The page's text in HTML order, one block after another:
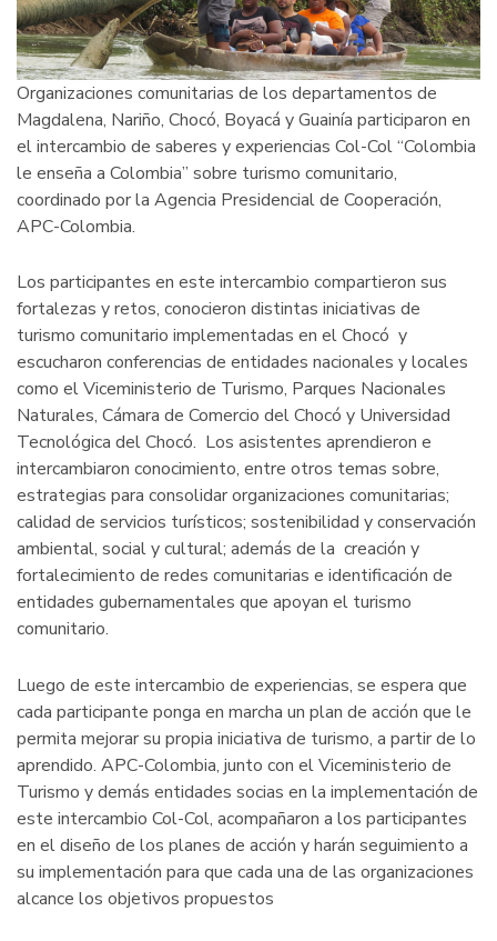
el
sector
agropecuario
Organizaciones comunitarias de los departamentos de
Magdalena, Nariño, Chocó, Boyacá y Guainía participaron en
el intercambio de saberes y experiencias Col-Col “Colombia
le enseña a Colombia” sobre turismo comunitario,
coordinado por la Agencia Presidencial de Cooperación,
APC-Colombia.
Los participantes en este intercambio compartieron sus
fortalezas y retos, conocieron distintas iniciativas de
turismo comunitario implementadas en el Chocó y
escucharon conferencias de entidades nacionales y locales
como el Viceministerio de Turismo, Parques Nacionales
Naturales, Cámara de Comercio del Chocó y Universidad
Tecnológica del Chocó. Los asistentes aprendieron e
intercambiaron conocimiento, entre otros temas sobre,
estrategias para consolidar organizaciones comunitarias;
calidad de servicios turísticos; sostenibilidad y conservación
ambiental, social y cultural; además de la creación y
fortalecimiento de redes comunitarias e identificación de
entidades gubernamentales que apoyan el turismo
comunitario.
Luego de este intercambio de experiencias, se espera que
cada participante ponga en marcha un plan de acción que le
permita mejorar su propia iniciativa de turismo, a partir de lo
aprendido. APC-Colombia, junto con el Viceministerio de
Turismo y demás entidades socias en la implementación de
este intercambio Col-Col, acompañaron a los participantes
en el diseño de los planes de acción y harán seguimiento a
su implementación para que cada una de las organizaciones
alcance los objetivos propuestos